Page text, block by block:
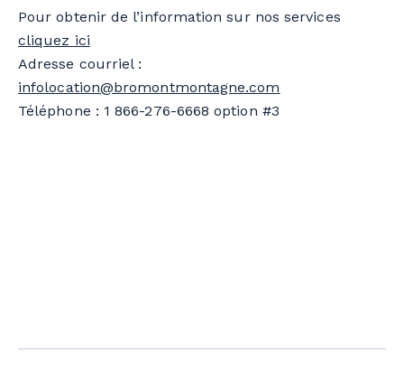
Pour obtenir de l’information sur nos services
cliquez ici
Adresse courriel :
infolocation@bromontmontagne.com
Téléphone : 1 866-276-6668 option #3